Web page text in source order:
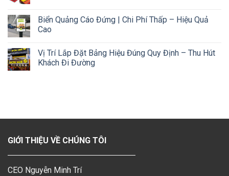
Biển Quảng Cáo Đứng | Chi Phí Thấp – Hiệu Quả
Cao
Vị Trí Lắp Đặt Bảng Hiệu Đúng Quy Định – Thu Hút
Khách Đi Đường
GIỚI THIỆU VỀ CHÚNG TÔI
CEO Nguyễn Minh Trí